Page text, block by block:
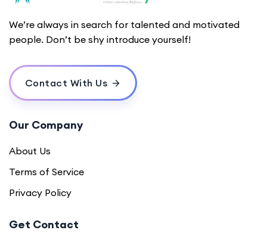
We’re always in search for talented and motivated
people. Don’t be shy introduce yourself!
Contact With Us
Our Company
About Us
Terms of Service
Privacy Policy
Get Contact